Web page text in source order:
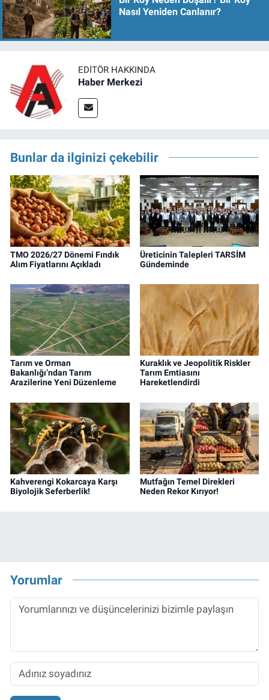
Nasıl Yeniden Canlanır?
EDITÖR HAKKINDA
Haber Merkezi
Bunlar da ilginizi çekebilir
TMO 2026/27 Dönemi Fındık
Alım Fiyatlarını Açıkladı
Üreticinin Talepleri TARSİM
Gündeminde
Tarım ve Orman
Bakanlığı’ndan Tarım
Arazilerine Yeni Düzenleme
Kuraklık ve Jeopolitik Riskler
Tarım Emtiasını
Hareketlendirdi
Kahverengi Kokarcaya Karşı
Biyolojik Seferberlik!
Mutfağın Temel Direkleri
Neden Rekor Kırıyor!
Yorumlar